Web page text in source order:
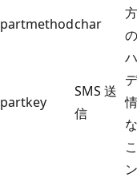
partmethodchar
partkey
SMS 送
信